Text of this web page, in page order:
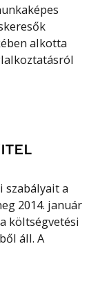
alkotta
szabályait a
2014. január
költségvetési
áll. A